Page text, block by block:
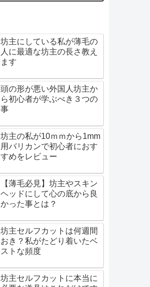
坊主にしている私が薄毛の
人に最適な坊主の長さ教え
ます
頭の形が悪い外国人坊主か
ら初心者が学ぶべき３つの
事
坊主の私が10ｍｍから1mm
用バリカンで初心者におす
すめをレビュー
【薄毛必見】坊主やスキン
ヘッドにして心の底から良
かった事とは？
坊主セルフカットは何週間
おき？私がたどり着いたベ
ストな頻度
坊主セルフカットに本当に